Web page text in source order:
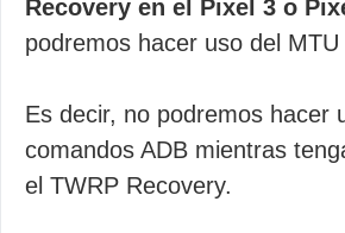
Recovery en el Pixel 3 o
podremos hacer uso del MTU
Es decir, no podremos hacer
comandos ADB mientras
el TWRP Recovery.